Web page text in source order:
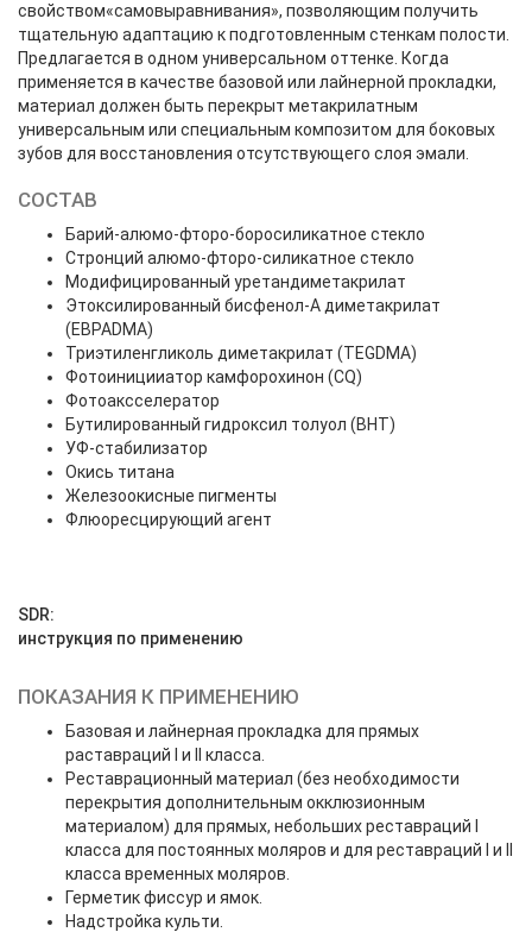
свойством«самовыравнивания», позволяющим получить
тщательную адаптацию к подготовленным стенкам полости.
Предлагается в одном универсальном оттенке. Когда
применяется в качестве базовой или лайнерной прокладки,
материал должен быть перекрыт метакрилатным
универсальным или специальным композитом для боковых
зубов для восстановления отсутствующего слоя эмали.
СОСТАВ
Барий-алюмо-фторо-боросиликатное стекло
Стронций алюмо-фторо-силикатное стекло
Модифицированный уретандиметакрилат
Этоксилированный бисфенол-А диметакрилат
(EBPADMA)
Триэтиленгликоль диметакрилат (TEGDMA)
Фотоиницииатор камфорохинон (CQ)
Фотоаксселератор
Бутилированный гидроксил толуол (BHT)
УФ-стабилизатор
Окись титана
Железоокисные пигменты
Флюоресцирующий агент
SDR:
инструкция по применению
ПОКАЗАНИЯ К ПРИМЕНЕНИЮ
Базовая и лайнерная прокладка для прямых
раставраций I и II класса.
Реставрационный материал (без необходимости
перекрытия дополнительным окклюзионным
материалом) для прямых, небольших реставраций I
класса для постоянных моляров и для реставраций I и II
класса временных моляров.
Герметик фиссур и ямок.
Надстройка культи.